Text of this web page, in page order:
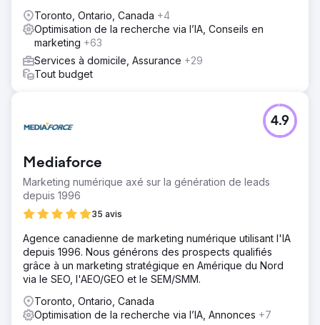
Toronto, Ontario, Canada +4
Optimisation de la recherche via l’IA, Conseils en
marketing +63
Services à domicile, Assurance +29
Tout budget
Mediaforce
Marketing numérique axé sur la génération de leads
depuis 1996
35 avis
4.9
Agence canadienne de marketing numérique utilisant l'IA
depuis 1996. Nous générons des prospects qualifiés
grâce à un marketing stratégique en Amérique du Nord
via le SEO, l'AEO/GEO et le SEM/SMM.
Toronto, Ontario, Canada
Optimisation de la recherche via l’IA, Annonces +7